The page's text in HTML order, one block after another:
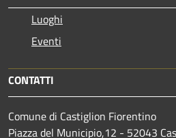
Luoghi
Eventi
CONTATTI
Comune di Castiglion Fiorentino
Piazza del Municipio,12 - 52043